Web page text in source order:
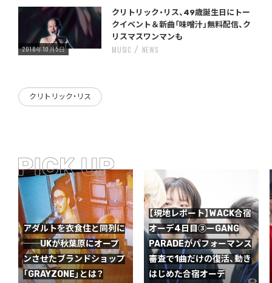
Warning : Undefined variable $post_id in
/home/storywriter/storywriter.tokyo/public_html/wp-content/themes/StoryWriter/single.phpon line242
クリトリック・リス、49歳誕生日にトー
クイベント＆新曲「味噌汁」無料配信、ク
リスマスワンマンも
2018年10月5日
MUSIC NEWS
クリトリック・リス
アダルトを衣食住と同列に
──UKが秋葉原にオープ
ンさせたブランドショップ
「GRAYZONE」とは？
【現地レポート】WACK合宿
オーデ4日目③ーGANG
PARADEがパフォーマンス
審査で1曲だけの復活、動き
はじめた合宿オーデ